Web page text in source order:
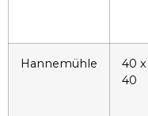
Hannemühle
40 x
40